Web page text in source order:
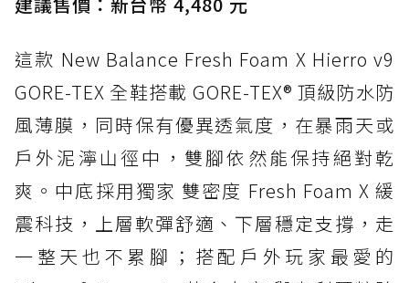
這款 New Balance Fresh Foam X Hierro v9
GORE-TEX 全鞋搭載 GORE-TEX® 頂級防水防
風薄膜，同時保有優異透氣度，在暴雨天或
戶外泥濘山徑中，雙腳依然能保持絕對乾
爽。中底採用獨家 雙密度 Fresh Foam X 緩
震科技，上層軟彈舒適、下層穩定支撐，走
一整天也不累腳；搭配戶外玩家最愛的